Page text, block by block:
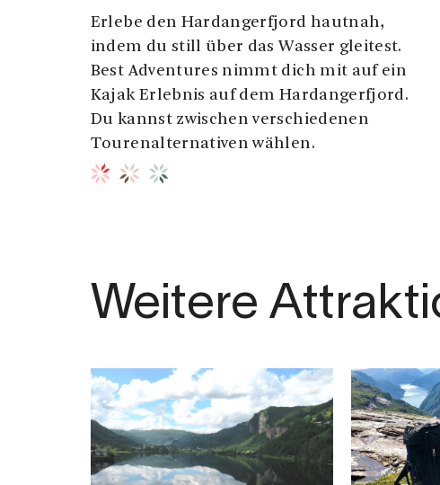
Erlebe den Hardangerfjord hautnah,
indem du still über das Wasser gleitest.
Best Adventures nimmt dich mit auf ein
Kajak Erlebnis auf dem Hardangerfjord.
Du kannst zwischen verschiedenen
Tourenalternativen wählen.
Weitere